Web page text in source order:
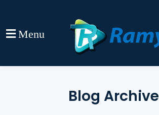
Menu
Blog Archive